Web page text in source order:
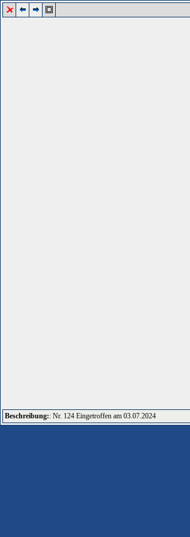
Beschreibung:: Nr. 124 Eingetroffen am 03.07.2024